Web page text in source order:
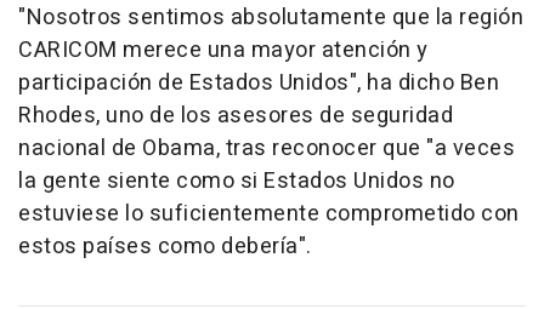
"Nosotros sentimos absolutamente que la región
CARICOM merece una mayor atención y
participación de Estados Unidos", ha dicho Ben
Rhodes, uno de los asesores de seguridad
nacional de Obama, tras reconocer que "a veces
la gente siente como si Estados Unidos no
estuviese lo suficientemente comprometido con
estos países como debería".